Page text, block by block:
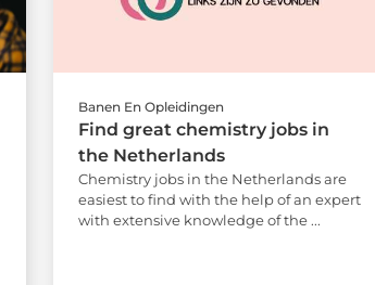
Banen En Opleidingen
Find great chemistry jobs in
the Netherlands
Chemistry jobs in the Netherlands are
easiest to find with the help of an expert
with extensive knowledge of the ...